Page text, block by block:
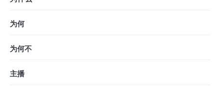
为何
为何不
主播